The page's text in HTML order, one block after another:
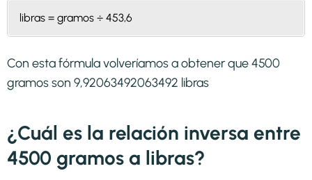
libras = gramos ÷ 453,6
Con esta fórmula volveríamos a obtener que 4500
gramos son 9,92063492063492 libras
¿Cuál es la relación inversa entre
4500 gramos a libras?